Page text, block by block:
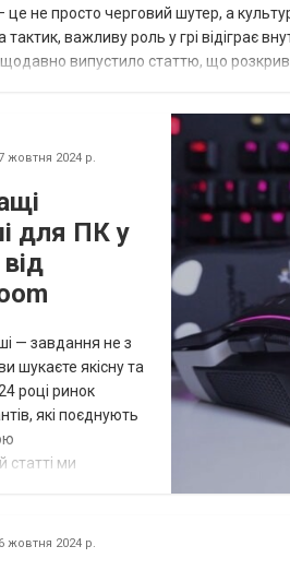
не просто черговий шутер, а
тактик, важливу роль у грі відіграє
випустило статтю, що
жовтня 2024 р.
для ПК у
— завдання не з
шукаєте якісну та
році ринок
які поєднують
статті ми
разом з
дротова чи
6 жовтня 2024 р.